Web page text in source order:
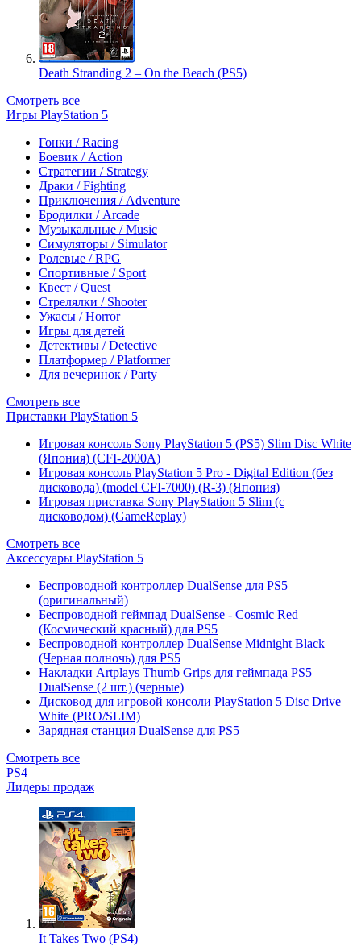
Death Stranding 2 – On the Beach (PS5)
Смотреть все
Игры PlayStation 5
Гонки / Racing
Боевик / Action
Стратегии / Strategy
Драки / Fighting
Приключения / Adventure
Бродилки / Arcade
Музыкальные / Music
Симуляторы / Simulator
Ролевые / RPG
Спортивные / Sport
Квест / Quest
Стрелялки / Shooter
Ужасы / Horror
Игры для детей
Детективы / Detective
Платформер / Platformer
Для вечеринок / Party
Смотреть все
Приставки PlayStation 5
Игровая консоль Sony PlayStation 5 (PS5) Slim Disc White
(Япония) (CFI-2000A)
Игровая консоль PlayStation 5 Pro - Digital Edition (без
дисковода) (model CFI-7000) (R-3) (Япония)
Игровая приставка Sony PlayStation 5 Slim (с
дисководом) (GameReplay)
Смотреть все
Аксессуары PlayStation 5
Беспроводной контроллер DualSense для PS5
(оригинальный)
Беспроводной геймпад DualSense - Cosmic Red
(Космический красный) для PS5
Беспроводной контроллер DualSense Midnight Black
(Черная полночь) для PS5
Накладки Artplays Thumb Grips для геймпада PS5
DualSense (2 шт.) (черные)
Дисковод для игровой консоли PlayStation 5 Disc Drive
White (PRO/SLIM)
Зарядная станция DualSense для PS5
Смотреть все
PS4
Лидеры продаж
It Takes Two (PS4)